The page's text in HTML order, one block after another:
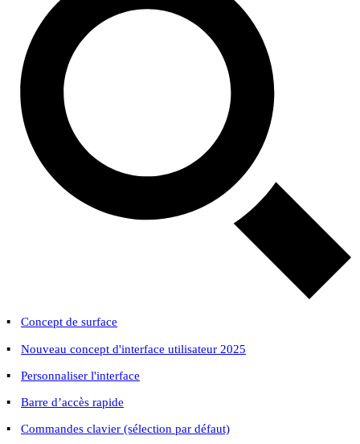
▪
Concept de surface
▪
Nouveau concept d'interface utilisateur 2025
▪
Personnaliser l'interface
▪
Barre d’accès rapide
▪
Commandes clavier (sélection par défaut)